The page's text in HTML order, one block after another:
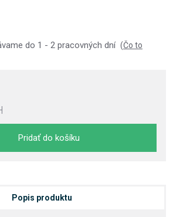
do 1 - 2 pracovných dní (Čo to
Pridať do košíku
Popis produktu